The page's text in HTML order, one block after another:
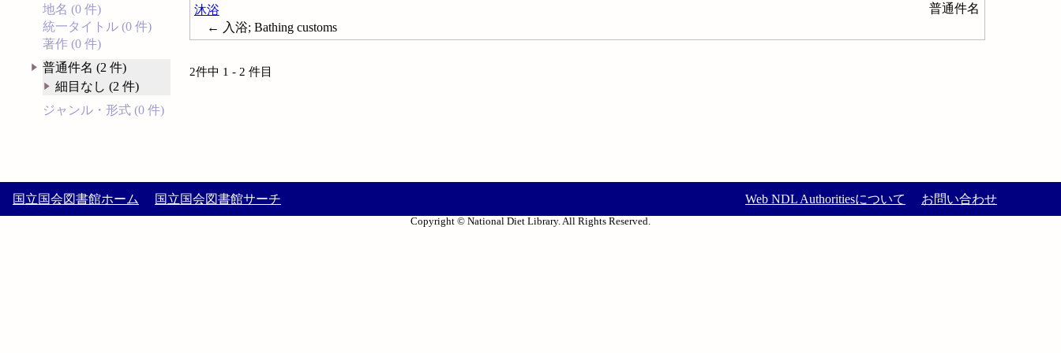
地名 (0 件)
統一タイトル (0 件)
著作 (0 件)
普通件名 (2 件)
細目なし (2 件)
ジャンル・形式 (0 件)
沐浴
普通件名
← 入浴; Bathing customs
2件中 1 - 2 件目
国立国会図書館ホーム 国立国会図書館サーチ Web NDL Authoritiesについて お問い合わせ
Copyright © National Diet Library. All Rights Reserved.